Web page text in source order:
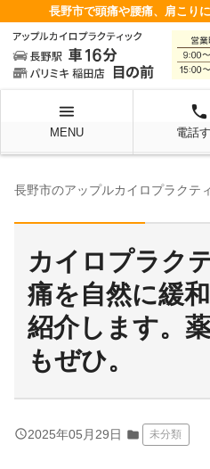
長野市で頭痛や腰痛、肩こり
menu
MENU
local_phone
電話
長野市のアップルカイロプラク
カイロプラク
痛を自然に緩
紹介します。
もぜひ。
query_builder2025年05月29日 folder 未分類